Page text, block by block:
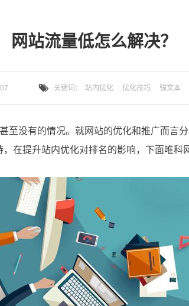
网站流量低怎么解决？
关键词： 站内优化 优化技巧 锚文本
在提升站内优化对排名的影响，下面唯科